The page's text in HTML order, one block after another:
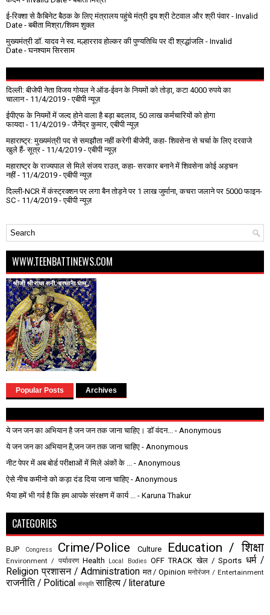
ई-रिक्शा से कैबिनेट बैठक के लिए मंत्रालय पहुंचे मंत्री द्वय श्री टेटवाल और श्री पंवार - Invalid
Date - बबीता मिश्रा/शिवम शुक्ल
मुख्यमंत्री डॉ. यादव ने स्व. मल्हारराव होल्कर की पुण्यतिथि पर दी श्रद्धांजलि - Invalid
Date - घनश्याम सिरसाम
दिल्ली: बीजेपी नेता विजय गोयल ने ऑड-ईवन के नियमों को तोड़ा, कटा 4000 रुपये का
चालान- 11/4/2019 - एबीपी न्यूज़
ईपीएफ के नियमों में जल्द होने वाला है बड़ा बदलाव, 50 लाख कर्मचारियों को होगा
फायदा - 11/4/2019 - जैनेंद्र कुमार, एबीपी न्यूज़
महाराष्ट्र: मुख्यमंत्री पद से समझौता नहीं करेगी बीजेपी, कहा- शिवसेना से चर्चा के लिए दरवाजे
खुले हैं- सूत्र - 11/4/2019 - एबीपी न्यूज़
महाराष्ट्र के राज्यपाल से मिले संजय राउत, कहा- सरकार बनाने में शिवसेना कोई अड़चन
नहीं- 11/4/2019 - एबीपी न्यूज़
दिल्ली-NCR में कंस्ट्रक्शन पर लगा बैन तोड़ने पर 1 लाख जुर्माना, कचरा जलाने पर ₹5000 फाइन-
SC - 11/4/2019 - एबीपी न्यूज़
WWW.TEENBATTINEWS.COM
Popular Posts Archives
ये जन जन का अभियान है जन जन तक जाना चाहिए। डॉ वंदन... - Anonymous
ये जन जन का अभियान है,जन जन तक जाना चाहिए - Anonymous
नीट पेपर में अब बोर्ड परीक्षाओं में मिले अंकों के ... - Anonymous
ऐसे नीच कमीनो को कड़ा दंड दिया जाना चाहिए - Anonymous
भैया हमें भी गर्व है कि हम आपके संरक्षण में कार्य ... - Karuna Thakur
CATEGORIES
BJP Congress Crime/Police Culture Education / शिक्षा
Environment / पर्यावरण Health Local Bodies OFF TRACK खेल / Sports धर्म /
Religion प्रशासन / Administration मत / Opinion मनोरंजन / Entertainment
राजनीति / Political संस्कृति साहित्य / literature